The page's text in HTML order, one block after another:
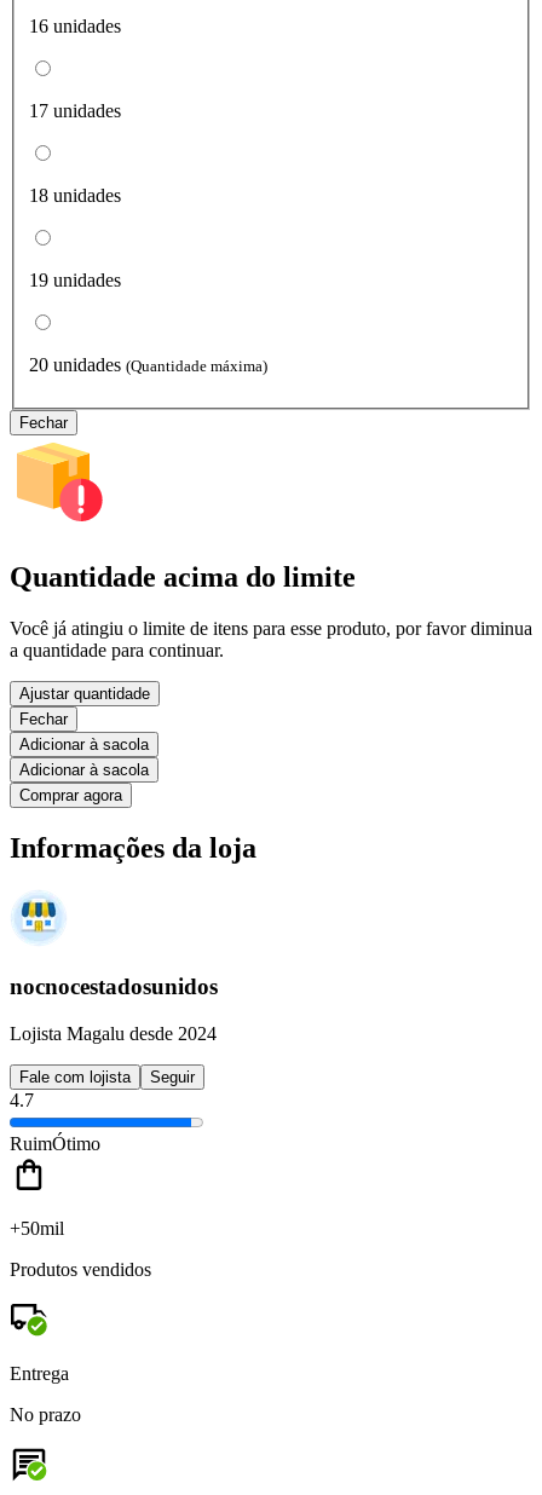
16 unidades
17 unidades
18 unidades
19 unidades
20 unidades (Quantidade máxima)
Fechar
Quantidade acima do limite
Você já atingiu o limite de itens para esse produto, por favor diminua
a quantidade para continuar.
Ajustar quantidade
Fechar
Adicionar à sacola
Adicionar à sacola
Comprar agora
Informações da loja
nocnocestadosunidos
Lojista Magalu desde 2024
Fale com lojista Seguir
4.7
RuimÓtimo
+50mil
Produtos vendidos
Entrega
No prazo